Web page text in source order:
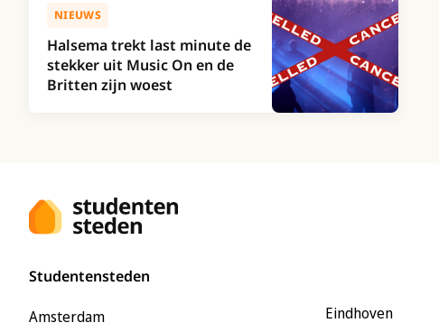
NIEUWS
Halsema trekt last minute de
stekker uit Music On en de
Britten zijn woest
Studentensteden
Amsterdam
Eindhoven